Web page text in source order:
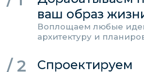
границы дома - подготовка под отмостку
Вынос осей дома геодезическим
оборудованием
Подготовка пятна застройки к
строительным работам